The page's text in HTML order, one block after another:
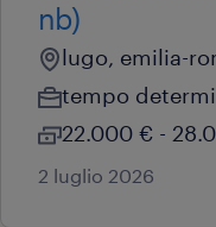
nb)
lugo, emilia-
tempo
22.000 € -
2 luglio 2026